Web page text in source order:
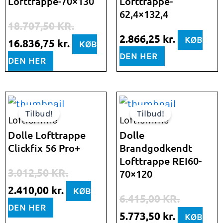
18.707,50KR.
18.707,50 kr..
16.836,75 kr.
16.836,75 kr..
KØB
DEN HER
62,4×132,4
2.866,25 kr.
KØB
DEN HER
Tilbud!
Loftlemme
Dolle Lofttrappe
Clickfix 56 Pro+
3.012,50KR.
Den
oprindelige
pris
var:
2.410,00 kr.
Den
pris
er:
2.410,00 kr..
KØB
DEN HER
Tilbud!
Loftlemme
Dolle
Brandgodkendt
Lofttrappe REI60-
70×120
6.415,00KR.
Den
oprindelige
pris
var:
6.415,00 kr..
5.773,50 kr.
Den
er:
5.773,50
KØB